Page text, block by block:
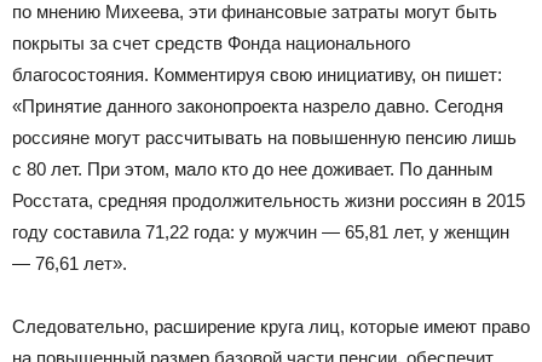
по мнению Михеева, эти финансовые затраты могут быть
покрыты за счет средств Фонда национального
благосостояния. Комментируя свою инициативу, он пишет:
«Принятие данного законопроекта назрело давно. Сегодня
россияне могут рассчитывать на повышенную пенсию лишь
с 80 лет. При этом, мало кто до нее доживает. По данным
Росстата, средняя продолжительность жизни россиян в 2015
году составила 71,22 года: у мужчин — 65,81 лет, у женщин
— 76,61 лет».
Следовательно, расширение круга лиц, которые имеют право